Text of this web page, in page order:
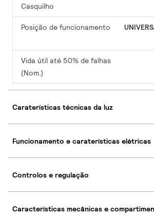
Casquilho
Posição de funcionamento
Vida útil até 50% de falhas
(Nom.)
Caraterísticas técnicas da luz
Funcionamento e caraterísticas elétricas
Controlos e regulação
Características mecânicas e